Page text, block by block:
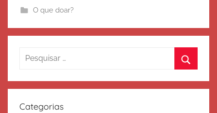
d
l
O que doar?
Pesquisar
Categorias